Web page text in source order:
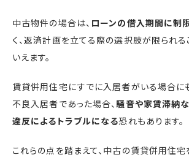
中古物件の場合は、 ローンの借入期間に制
く、返済計画を立てる際の選択肢が限られる
いえます。
賃貸併用住宅にすでに入居者がいる場合に
不良入居者であった場合、騒音や家賃滞納
違反によるトラブルになる恐れもあります。
これらの点を踏まえて、中古の賃貸併用住